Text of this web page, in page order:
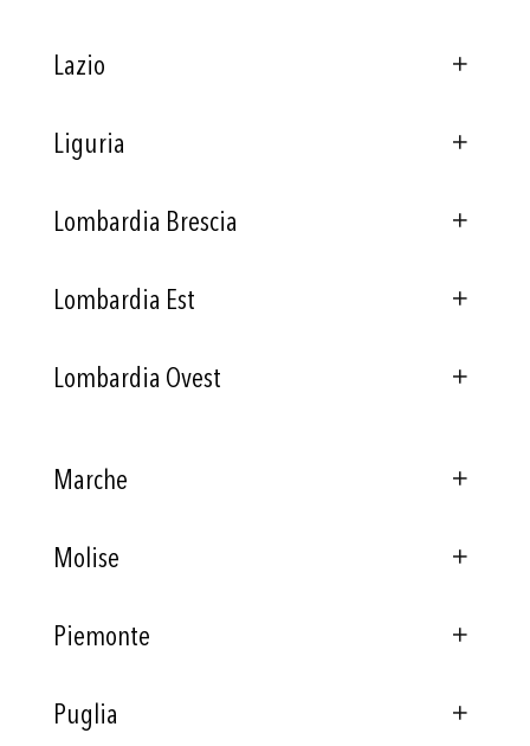
Lazio
Liguria
Lombardia Brescia
Lombardia Est
Lombardia Ovest
Marche
Molise
Piemonte
Puglia